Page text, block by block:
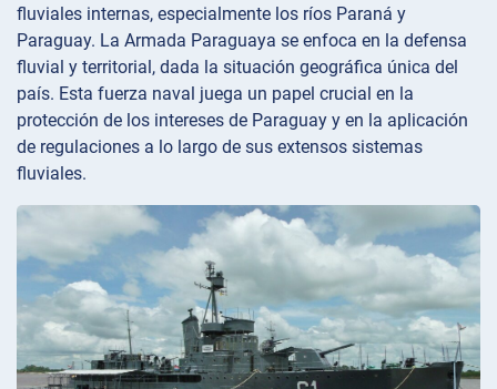
fluviales internas, especialmente los ríos Paraná y
Paraguay. La Armada Paraguaya se enfoca en la defensa
fluvial y territorial, dada la situación geográfica única del
país. Esta fuerza naval juega un papel crucial en la
protección de los intereses de Paraguay y en la aplicación
de regulaciones a lo largo de sus extensos sistemas
fluviales.